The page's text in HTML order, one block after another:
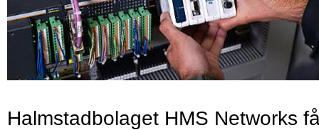
Halmstadbolaget HMS Networks